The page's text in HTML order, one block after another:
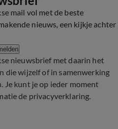
mail vol met de beste
nieuws, een kijkje achter
nieuwsbrief met daarin het
die wijzelf of in samenwerking
Je kunt je op ieder moment
de privacyverklaring.